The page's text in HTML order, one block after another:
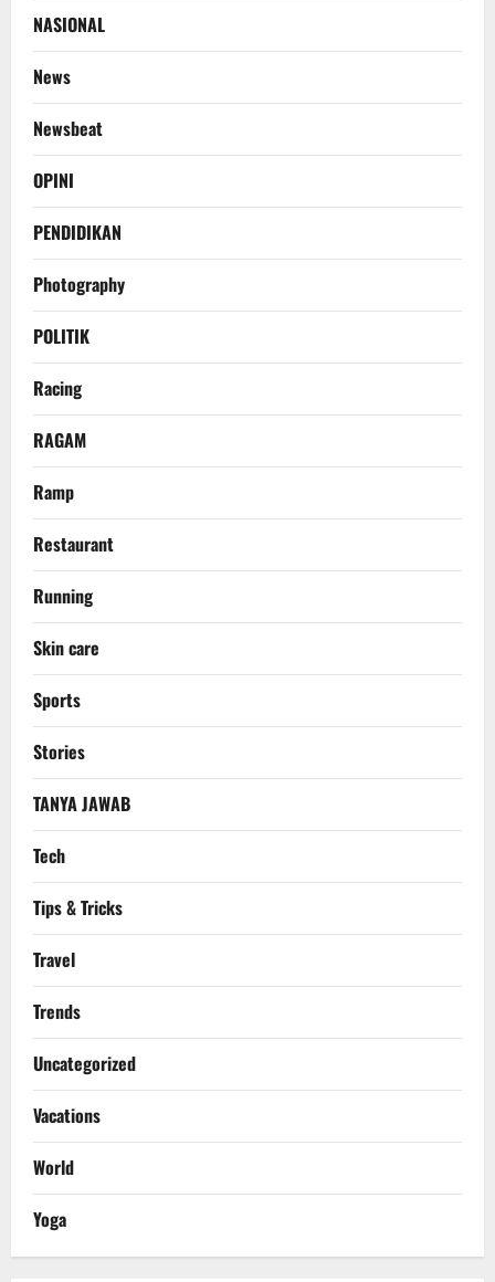
NASIONAL
News
Newsbeat
OPINI
PENDIDIKAN
Photography
POLITIK
Racing
RAGAM
Ramp
Restaurant
Running
Skin care
Sports
Stories
TANYA JAWAB
Tech
Tips & Tricks
Travel
Trends
Uncategorized
Vacations
World
Yoga